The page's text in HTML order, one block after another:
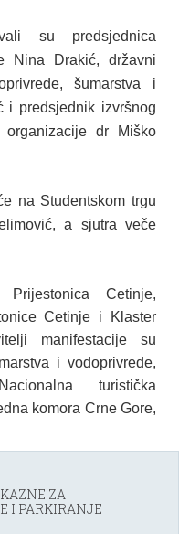
su predsjednica
Nina Drakić, državni
šumarstva i
i predsjednik izvršnog
organizacije dr Miško
na Studentskom trgu
a sjutra veče
Cetinje,
Cetinje i Klaster
manifestacije su
i vodoprivrede,
turistička
komora Crne Gore,
ZA
I PARKIRANJE